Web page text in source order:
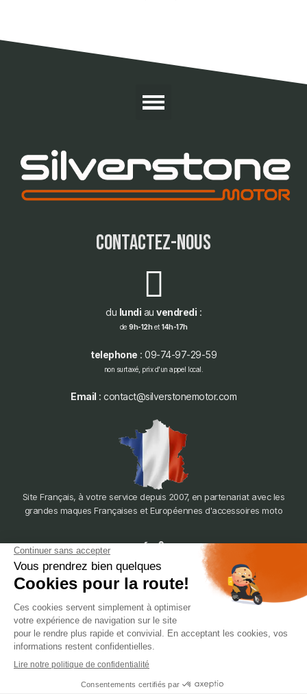
contactez-nous
du lundi au vendredi :
de 9h-12het 14h-17h
telephone : 09-74-97-29-59
non surtaxé, prix d'un appel local.
Email : contact@silverstonemotor.com
Site Français, à votre service depuis 2007, en partenariat avec les
grandes maques Françaises et Européennes d'accessoires moto
388 Av. Charles de Gaulle, 69200 Vénissieux